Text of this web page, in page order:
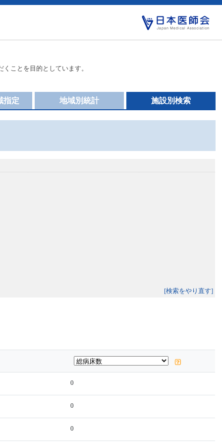
ことを目的としています。
施設別検索
地域別統計
指定
[検索をやり直す]
0
0
0